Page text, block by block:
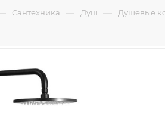
Сантехника — Душ — Душевые